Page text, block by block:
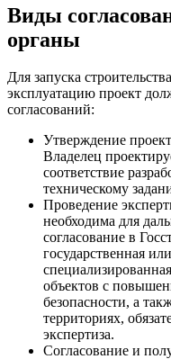
Виды
органы
Для запуска
эксплуатацию проект
согласований:
Утверждение
Владелец
соответствие
техническому
Проведение
необходима для
согласование в
государственная
объектов с
безопасности, а
территориях,
экспертиза.
Согласование и